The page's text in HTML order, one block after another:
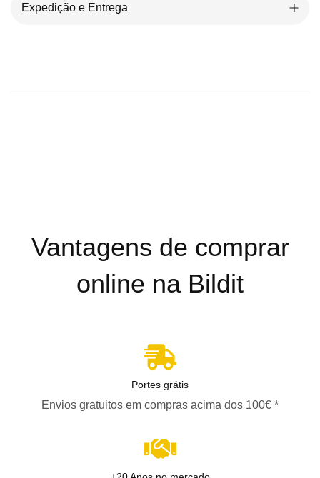
Expedição e Entrega
Vantagens de comprar
online na Bildit
Portes grátis
Envios gratuitos em compras acima dos 100€ *